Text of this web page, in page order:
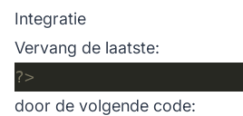
Integratie
Vervang de laatste:
?>
door de volgende code: